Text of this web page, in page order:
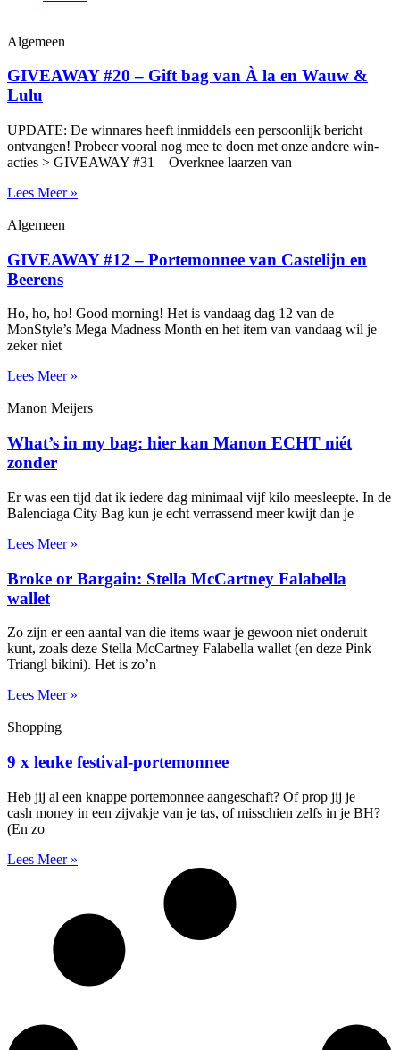
Algemeen
GIVEAWAY #20 – Gift bag van À la en Wauw &
Lulu
UPDATE: De winnares heeft inmiddels een persoonlijk bericht
ontvangen! Probeer vooral nog mee te doen met onze andere win-
acties > GIVEAWAY #31 – Overknee laarzen van
Lees Meer »
Algemeen
GIVEAWAY #12 – Portemonnee van Castelijn en
Beerens
Ho, ho, ho! Good morning! Het is vandaag dag 12 van de
MonStyle’s Mega Madness Month en het item van vandaag wil je
zeker niet
Lees Meer »
Manon Meijers
What’s in my bag: hier kan Manon ECHT niét
zonder
Er was een tijd dat ik iedere dag minimaal vijf kilo meesleepte. In de
Balenciaga City Bag kun je echt verrassend meer kwijt dan je
Lees Meer »
Broke or Bargain: Stella McCartney Falabella
wallet
Zo zijn er een aantal van die items waar je gewoon niet onderuit
kunt, zoals deze Stella McCartney Falabella wallet (en deze Pink
Triangl bikini). Het is zo’n
Lees Meer »
Shopping
9 x leuke festival-portemonnee
Heb jij al een knappe portemonnee aangeschaft? Of prop jij je
cash money in een zijvakje van je tas, of misschien zelfs in je BH?
(En zo
Lees Meer »